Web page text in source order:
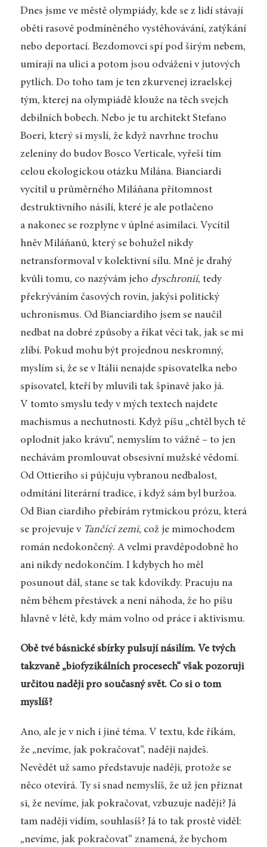
Dnes jsme ve městě olympiády, kde se z lidí stávají
oběti rasově podmíněného vystěhovávání, zatýkání
nebo deportací. Bezdomovci spí pod širým nebem,
umírají na ulici a potom jsou odváženi v jutových
pytlích. Do toho tam je ten zkurvenej izraelskej
tým, kterej na olympiádě klouže na těch svejch
debilních bobech. Nebo je tu architekt Stefano
Boeri, který si myslí, že když navrhne trochu
zeleniny do budov Bosco Verticale, vyřeší tím
celou ekologickou otázku Milána. Bianciardi
vycítil u průměrného Miláňana přítomnost
destruktivního násilí, které je ale potlačeno
a nakonec se rozplyne v úplné asimilaci. Vycítil
hněv Miláňanů, který se bohužel nikdy
netransformoval v kolektivní sílu. Mně je drahý
kvůli tomu, co nazývám jeho dyschronií, tedy
překrýváním časových rovin, jakýsi politický
uchronismus. Od Bianciardiho jsem se naučil
nedbat na dobré způsoby a říkat věci tak, jak se mi
zlíbí. Pokud mohu být projednou neskromný,
myslím si, že se v Itálii nenajde spisovatelka nebo
spisovatel, kteří by mluvili tak špinavě jako já.
V tomto smyslu tedy v mých textech najdete
machismus a nechutnosti. Když píšu „chtěl bych tě
oplodnit jako krávu“, nemyslím to vážně – to jen
nechávám promlouvat obsesivní mužské vědomí.
Od Ottieriho si půjčuju vybranou nedbalost,
odmítání literární tradice, i když sám byl buržoa.
Od Bian ciardiho přebírám rytmickou prózu, která
se projevuje v Tančící zemi, což je mimochodem
román nedokončený. A velmi pravděpodobně ho
ani nikdy nedokončím. I kdybych ho měl
posunout dál, stane se tak kdovíkdy. Pracuju na
něm během přestávek a není náhoda, že ho píšu
hlavně v létě, kdy mám volno od práce i aktivismu.
Obě tvé básnické sbírky pulsují násilím. Ve tvých
takzvaně „biofyzikálních procesech“ však pozoruji
určitou naději pro současný svět. Co si o tom
myslíš?
Ano, ale je v nich i jiné téma. V textu, kde říkám,
že „nevíme, jak pokračovat“, naději najdeš.
Nevědět už samo představuje naději, protože se
něco otevírá. Ty si snad nemyslíš, že už jen přiznat
si, že nevíme, jak pokračovat, vzbuzuje naději? Já
tam naději vidím, souhlasíš? Já to tak prostě viděl:
„nevíme, jak pokračovat“ znamená, že bychom